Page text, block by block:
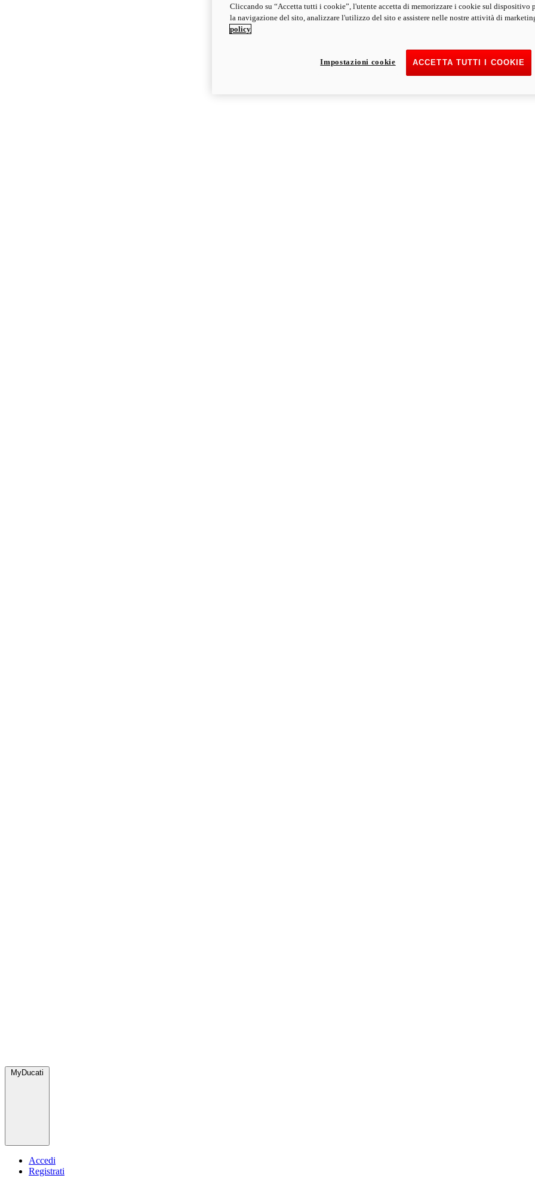
MyDucati
Accedi
Registrati
Cliccando su “Accetta tutti i cookie”, l'utente accetta di memorizzare i cookie sul dispositivo
la navigazione del sito, analizzare l'utilizzo del sito e assistere nelle nostre attività di
policy
ACCETTA TUTTI I COOKIE
Impostazioni cookie